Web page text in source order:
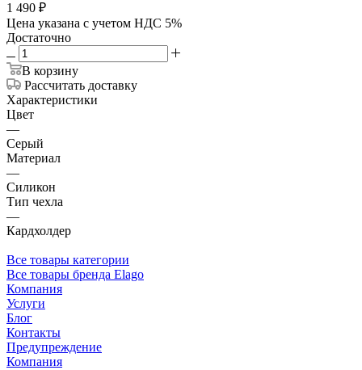
1 490 ₽
Цена указана с учетом НДС 5%
Достаточно
В корзину
Рассчитать доставку
Характеристики
Цвет
—
Серый
Материал
—
Силикон
Тип чехла
—
Кардхолдер
Все товары категории
Все товары бренда Elago
Компания
Услуги
Блог
Контакты
Предупреждение
Компания